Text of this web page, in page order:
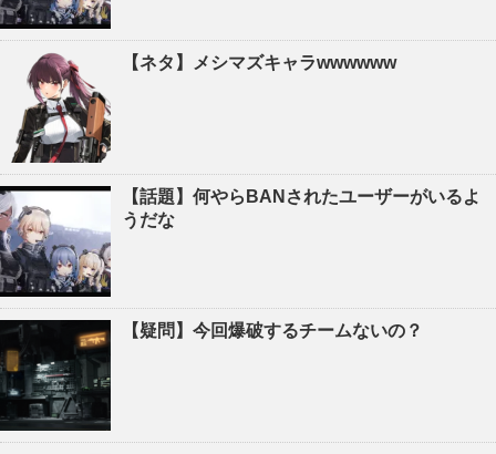
【ネタ】メシマズキャラwwwwww
【話題】何やらBANされたユーザーがいるよ
うだな
【疑問】今回爆破するチームないの？